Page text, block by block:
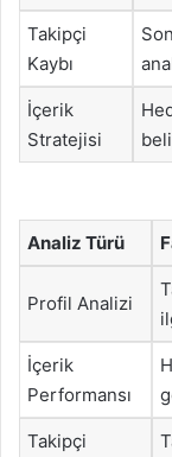
Takipçi
Kaybı
İçerik
Stratejisi
Analiz Türü
Profil Analizi
İçerik
Performansı
Takipçi